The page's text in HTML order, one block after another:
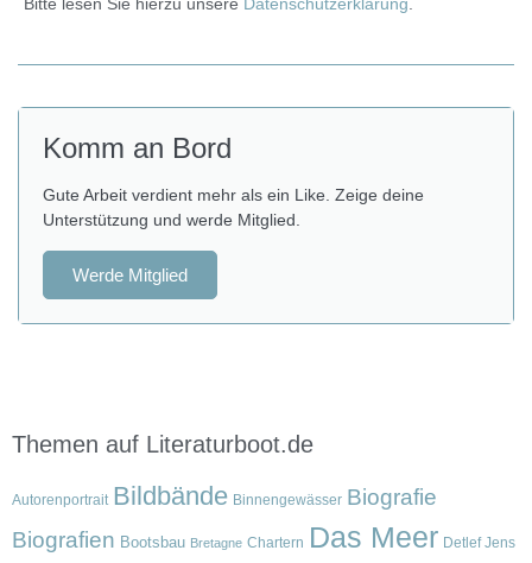
Komm an Bord
Gute Arbeit verdient mehr als ein Like. Zeige deine
Unterstützung und werde Mitglied.
Werde Mitglied
Themen auf Literaturboot.de
Autorenportrait Bildbände Binnengewässer Biografie
Biografien Bootsbau Bretagne Chartern Das Meer Detlef Jens